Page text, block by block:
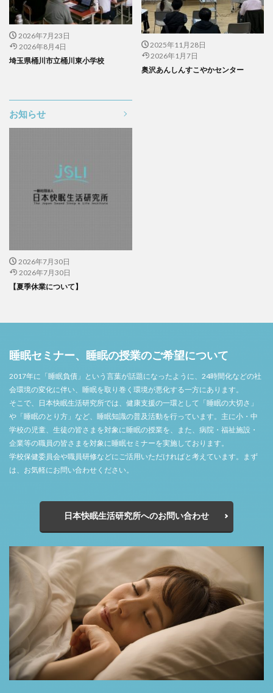
2026年7月23日
2026年8月4日
埼玉県桶川市立桶川東小学校
2025年11月28日
2026年1月7日
奥沢あんしんすこやかセンター
お知らせ
2026年7月30日
2026年7月30日
【夏季休業について】
睡眠セミナー、睡眠の授業のご希望について
2017年に「睡眠負債」という言葉が話題になったように、24時間化などの社
会環境の変化に伴い、睡眠を取り巻く環境が悪化する一方にあります。
そこで、日本快眠生活研究所では、健康支援の一環として「睡眠の大切さ」
や「睡眠のとり方」など、睡眠知識の普及活動を行っています。主に小・中
学校の児童、生徒の皆さまを対象に睡眠の授業を、また、病院・福祉施設・
企業等の職員の皆さまを対象に睡眠セミナーを実施しております。
学校保健委員会や職員研修などにご活用いただければと考えています。まず
は、お気軽にお問い合わせください。
日本快眠生活研究所へのお問い合わせ